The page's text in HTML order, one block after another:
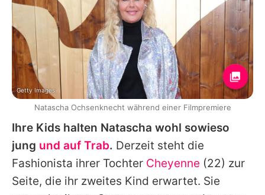
Ihre Kids halten Natascha wohl sowieso
jung und auf Trab. Derzeit steht die
Fashionista ihrer Tochter Cheyenne (22) zur
Seite, die ihr zweites Kind erwartet. Sie
Getty Images
Natascha Ochsenknecht während einer Filmpremiere